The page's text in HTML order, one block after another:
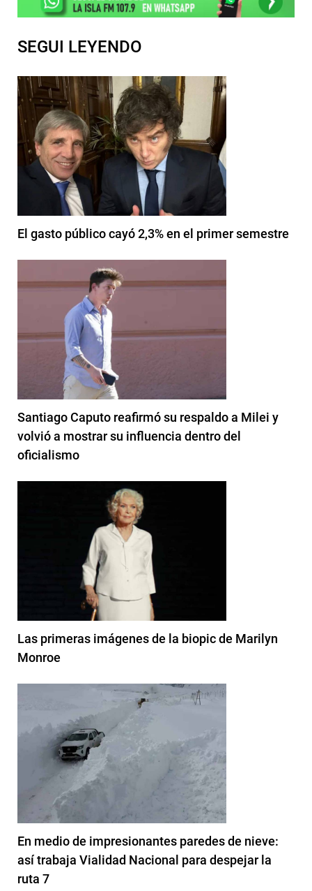
SEGUI LEYENDO
El gasto público cayó 2,3% en el primer semestre
Santiago Caputo reafirmó su respaldo a Milei y
volvió a mostrar su influencia dentro del
oficialismo
Las primeras imágenes de la biopic de Marilyn
Monroe
En medio de impresionantes paredes de nieve:
así trabaja Vialidad Nacional para despejar la
ruta 7